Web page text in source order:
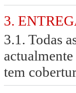
3.
3.1. Todas
tem